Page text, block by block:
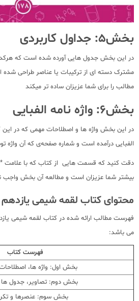
بخش5: جداول کاربردی
در این بخش جدول هایی آورده شده است که
مشترک دسته ای از ترکیبات یا عناصر طراحی شده
مطالب را برای شما عزیزان ساده تر میکند
بخش6: واژه نامه الفبایی
در این بخش واژه ها و اصطلاحات مهمی که در
الفبایی درآمده است و شماره صفحه‌ی که آن واژه
دقت کنید که قسمت هایی از کتاب که با علامت
بیشتر شما عزیزان است و مطالعه آن بخش
محتوای کتاب لقمه شیمی یازدهم
فهرست مطالب ارائه شده در کتاب لقمه شیمی
می باشد:
فهرست کتاب
بخش اول: واژه ها،
بخش دوم: تصاویر، جدول ها
بخش سوم: عنصرها و